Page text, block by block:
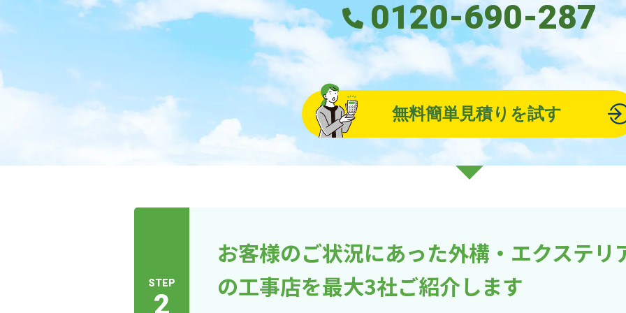
0120-690-287
無料簡単見積りを試す
STEP
2
お客様のご状況にあった外構・エクステリ
の工事店を最大3社ご紹介します